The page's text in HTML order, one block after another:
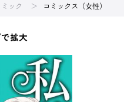
ミック コミックス（女性）
拡大